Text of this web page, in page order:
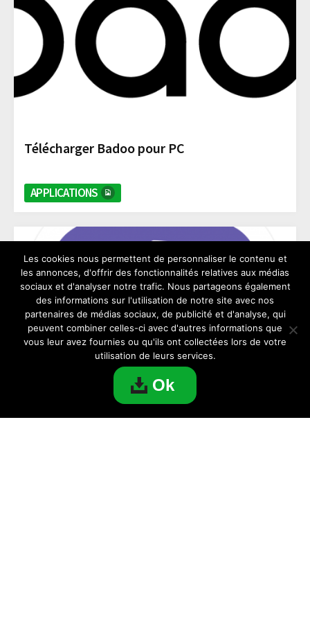
Télécharger Badoo pour PC
APPLICATIONS
Les cookies nous permettent de personnaliser le contenu et
les annonces, d'offrir des fonctionnalités relatives aux médias
sociaux et d'analyser notre trafic. Nous partageons également
des informations sur l'utilisation de notre site avec nos
partenaires de médias sociaux, de publicité et d'analyse, qui
peuvent combiner celles-ci avec d'autres informations que
vous leur avez fournies ou qu'ils ont collectées lors de votre
utilisation de leurs services.
Ok